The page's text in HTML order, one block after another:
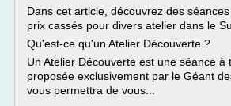
Dans cet article, découvrez des
prix cassés pour divers atelier dans le
Qu'est-ce qu'un Atelier Découverte ?
Un Atelier Découverte est une séance à
proposée exclusivement par le Géant
vous permettra de vous...